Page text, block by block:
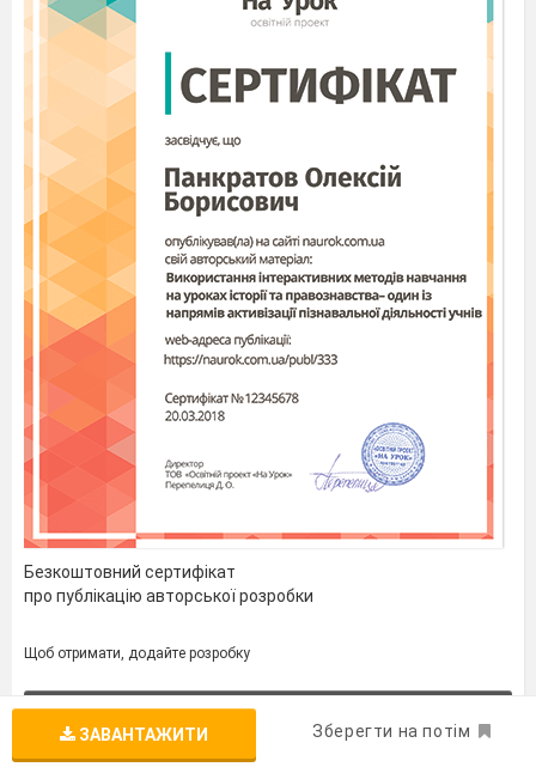
Безкоштовний сертифікат
про публікацію авторської розробки
Щоб отримати, додайте розробку
ДОДАТИ РОЗРОБКУ
ЗАВАНТАЖИТИ
Зберегти на потім